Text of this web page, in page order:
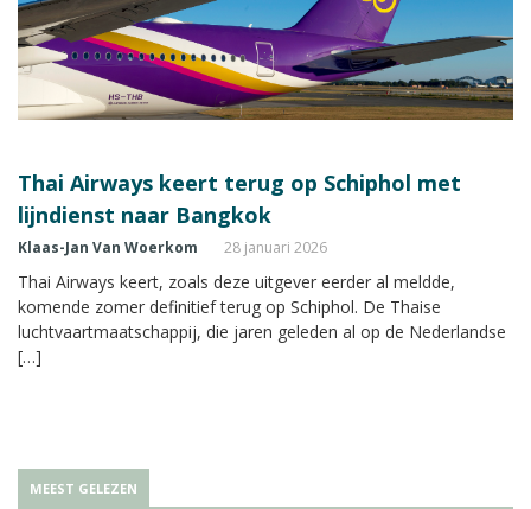
Thai Airways keert terug op Schiphol met
lijndienst naar Bangkok
Klaas-Jan Van Woerkom 28 januari 2026
Thai Airways keert, zoals deze uitgever eerder al meldde,
komende zomer definitief terug op Schiphol. De Thaise
luchtvaartmaatschappij, die jaren geleden al op de Nederlandse
[…]
MEEST GELEZEN